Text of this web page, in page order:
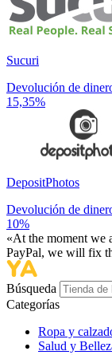
Sucuri
Devolución de
15,35%
DepositPhotos
Devolución de
10%
«At the moment we
PayPal, we will fix
Búsqueda
Categorías
Ropa y
Salud y